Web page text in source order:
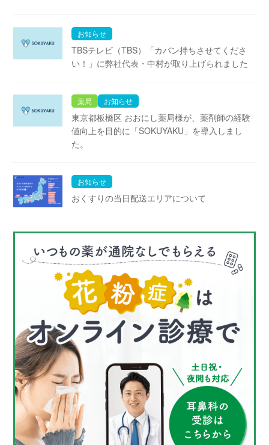
お知らせ
TBSテレビ（TBS）「カバン持ちさせてくださ
い！」に弊社代表・中村が取り上げられました
薬局 お知らせ
東京都板橋区 おおにし薬局様が、薬剤師の経験
値向上を目的に「SOKUYAKU」を導入しまし
た。
お知らせ
おくすりの当日配送エリアについて